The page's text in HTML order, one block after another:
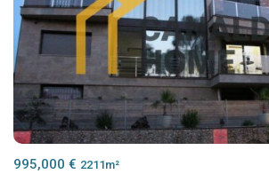
995,000 € 2211m²